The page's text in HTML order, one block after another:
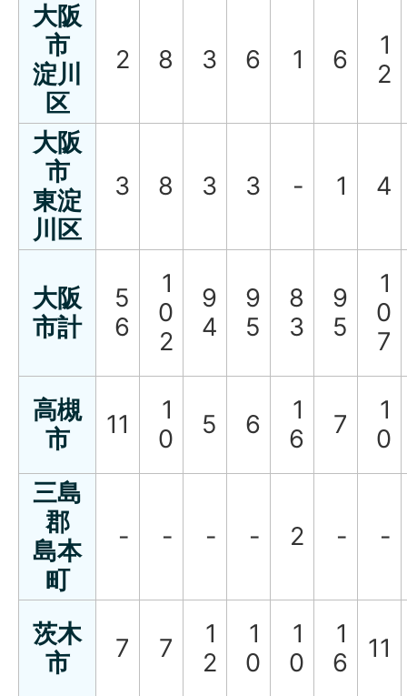
大阪
市
淀川
区
2 8 3 6 1 6
1
2
大阪
市
東淀
川区
3 8 3 3 - 1 4
大阪
市計
5
6
1
0
2
9
4
9
5
8
3
9
5
1
0
7
高槻
市
11
1
0
5 6
1
6
7
1
0
三島
郡
島本
町
- - - - 2 - -
茨木
市
7 7
1
2
1
0
1
0
1
6
11